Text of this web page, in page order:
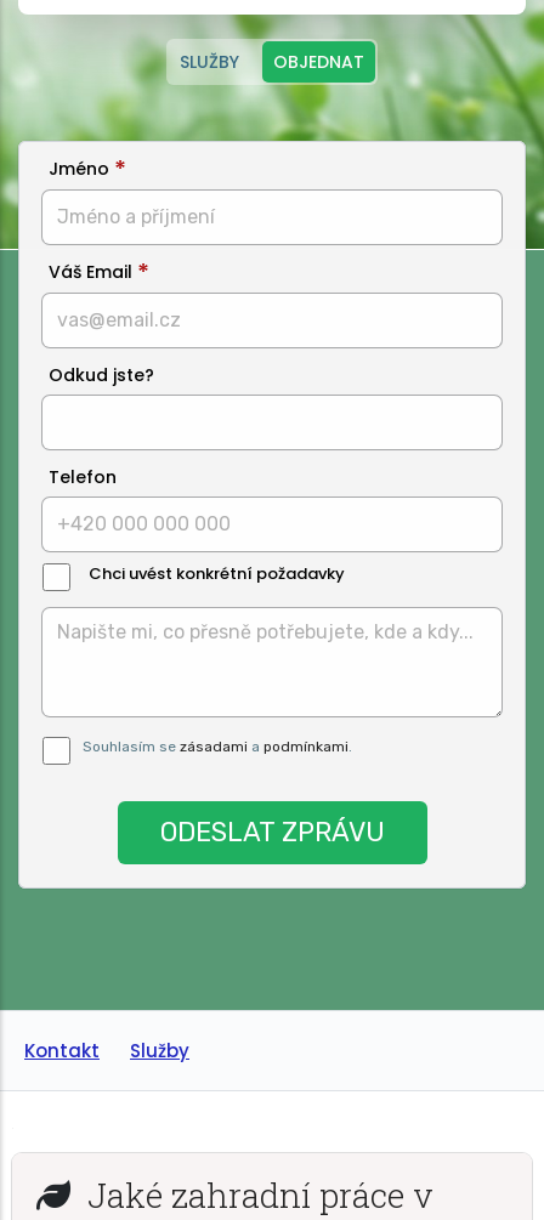
SLUŽBY OBJEDNAT
Jméno
Váš Email
Odkud jste?
Telefon
Chci uvést konkrétní požadavky
Zprávy:
Pro odeslání musite odsouhlasit naše
podmínky.
Souhlasím se zásadami a podmínkami.
Kontakt Služby
Jaké zahradní práce v